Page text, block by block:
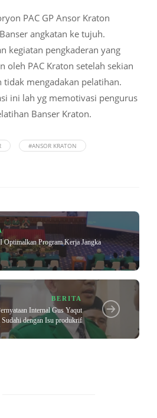
PAC GP Ansor Kraton
angkatan ke tujuh.
kegiatan pengkaderan yang
oleh PAC Kraton setelah sekian
tidak mengadakan pelatihan.
ini lah yg memotivasi pengurus
Banser Kraton.
#ANSOR KRATON
Optimalkan Program Kerja Jangka
BERITA
Internal Gus Yaqut
dengan Isu produkrif